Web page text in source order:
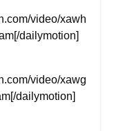
video/xawh
dailymotion]
video/xawg
dailymotion]